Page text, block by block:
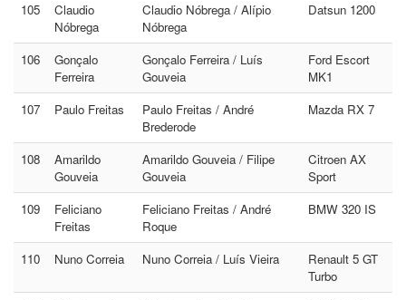
105
Claudio
Nóbrega
Claudio Nóbrega / Alípio
Nóbrega
Datsun 1200
106
Gonçalo
Ferreira
Gonçalo Ferreira / Luís
Gouveia
Ford Escort
MK1
107
Paulo Freitas
Paulo Freitas / André
Brederode
Mazda RX 7
108
Amarildo
Gouveia
Amarildo Gouveia / Filipe
Gouveia
Citroen AX
Sport
109
Feliciano
Freitas
Feliciano Freitas / André
Roque
BMW 320 IS
110 Nuno Correia Nuno Correia / Luís Vieira
Renault 5 GT
Turbo